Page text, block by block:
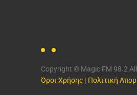
Copyright © Magic FM 98.2
Όροι Χρήσης | Πολιτική